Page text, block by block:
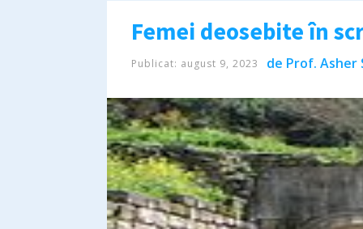
Publicat: august 9, 2023 de Prof. Asher